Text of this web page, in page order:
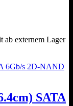
ab externem Lager
SATA